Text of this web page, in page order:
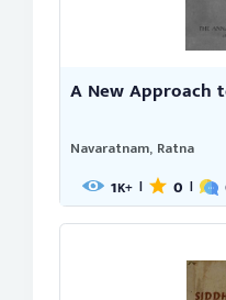
A New Approach
Navaratnam, Ratna
1K+ | 0 |